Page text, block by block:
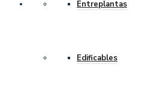
Dúplex
Casa
Bajos
Entreplantas
Por temporada
Plazas garaje
Piso
Dúplex
Entreplantas
Bajos con
Fincas
Edificables
Solares
Propiedades favoritas